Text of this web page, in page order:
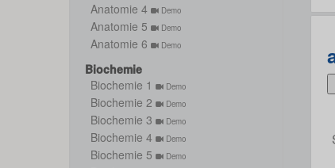
Anatomie 4 Demo
Anatomie 5 Demo
Anatomie 6 Demo
Biochemie
Biochemie 1
Demo
Biochemie 2 Demo
Biochemie 3 Demo
Biochemie 4 Demo
Biochemie 5 Demo